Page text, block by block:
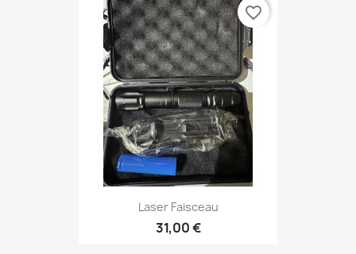
Laser Faisceau
31,00 €
favorite_border